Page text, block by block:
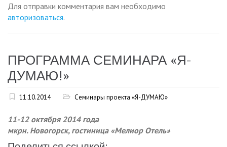
Для отправки комментария вам необходимо
авторизоваться.
ПРОГРАММА СЕМИНАРА «Я-
ДУМАЮ!»
11.10.2014 Семинары проекта «Я-ДУМАЮ»
11-12 октября 2014 года
мкрн. Новогорск, гостиница «Мелиор Отель»